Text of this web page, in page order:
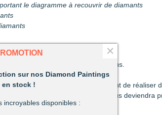
le diagramme à recouvrir de diamants
à réaliser de ses propres mains.
et les résultats en valent la peine !
et de technique qui vous permettront de réaliser
combien votre réalisation vous deviendra
sur nos Diamond Paintings
en stock !
incroyables disponibles :
×